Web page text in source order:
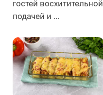
гостей восхитительной
подачей и ...